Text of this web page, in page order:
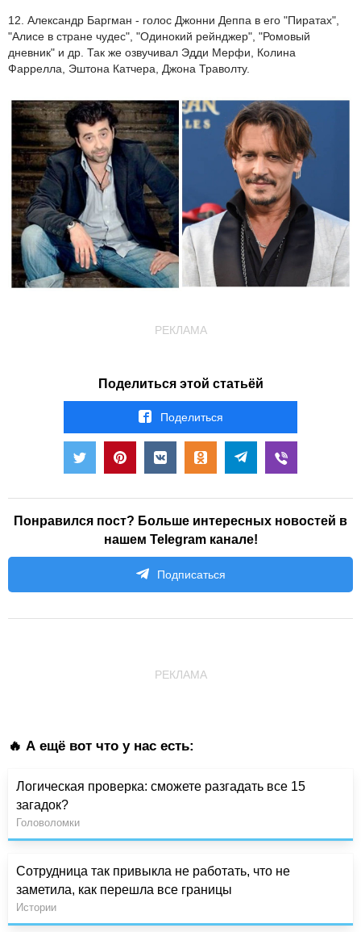
12. Александр Баргман - голос Джонни Деппа в его "Пиратах",
"Алисе в стране чудес", "Одинокий рейнджер", "Ромовый
дневник" и др. Так же озвучивал Эдди Мерфи, Колина
Фаррелла, Эштона Катчера, Джона Траволту.
РЕКЛАМА
Поделиться этой статьёй
Поделиться
Понравился пост? Больше интересных новостей в
нашем Telegram канале!
Подписаться
РЕКЛАМА
🔥 А ещё вот что у нас есть:
Логическая проверка: сможете разгадать все 15
загадок?
Головоломки
Сотрудница так привыкла не работать, что не
заметила, как перешла все границы
Истории